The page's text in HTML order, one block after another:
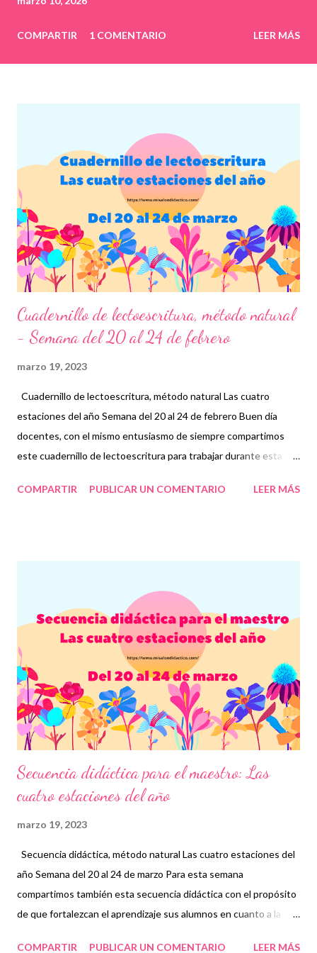
COMPARTIR 1 COMENTARIO LEER MÁS
Cuadernillo de lectoescritura, método natural
- Semana del 20 al 24 de febrero
marzo 19, 2023
Cuadernillo de lectoescritura, método natural Las cuatro
estaciones del año Semana del 20 al 24 de febrero Buen día
docentes, con el mismo entusiasmo de siempre compartimos
este cuadernillo de lectoescritura para trabajar durante esta
recursos didácticos y educativos. Cuando hablamos de
ambas se desprenden la una de la otra, llegando a diferenciarse.
A partir de aquí, toda labor consistirá en ofrecer motivación
suficiente al alumno para que continúe su perfeccionamiento y
originalidad. Además, existen varias técnicas que estimulan el
tanteo experimental, la creatividad, la libre expresión infantil, la
cooperación y la investigación del entorno pensados sobre la
base funci...
COMPARTIR PUBLICAR UN COMENTARIO LEER MÁS
Secuencia didáctica para el maestro: Las
cuatro estaciones del año
marzo 19, 2023
Secuencia didáctica, método natural Las cuatro estaciones del
año Semana del 20 al 24 de marzo Para esta semana
compartimos también esta secuencia didáctica con el propósito
de que fortalezcan el aprendizaje sus alumnos en cuanto a la
COMPARTIR PUBLICAR UN COMENTARIO LEER MÁS